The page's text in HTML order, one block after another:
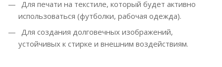
Для печати на текстиле, который будет активно
использоваться (футболки, рабочая одежда).
Для создания долговечных изображений,
устойчивых к стирке и внешним воздействиям.